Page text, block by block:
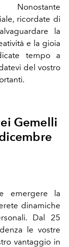
ricordate di
la
e la gioia
tempo a
del vostro
Gemelli
emergere la
dinamiche
Dal 25
le vostre
vantaggio in